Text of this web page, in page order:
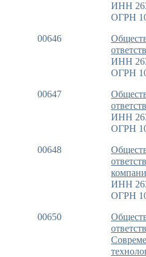
ИНН
ОГРН
00646
ИНН
ОГРН
00647
ИНН
ОГРН
00648
ИНН
ОГРН
00650